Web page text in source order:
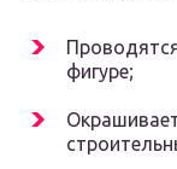
фигуре;